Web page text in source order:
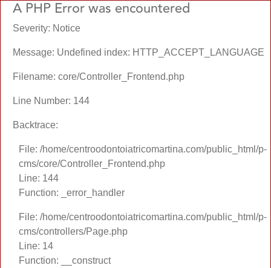
A PHP Error was encountered
Severity: Notice
Message: Undefined index: HTTP_ACCEPT_LANGUAGE
Filename: core/Controller_Frontend.php
Line Number: 144
Backtrace:
File: /home/centroodontoiatricomartina.com/public_html/p-
cms/core/Controller_Frontend.php
Line: 144
Function: _error_handler
File: /home/centroodontoiatricomartina.com/public_html/p-
cms/controllers/Page.php
Line: 14
Function: __construct